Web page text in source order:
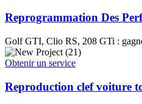
Reprogrammation Des
Golf GTI, Clio RS, 208 GTi :
Obtenir un service
Reproduction clef voiture